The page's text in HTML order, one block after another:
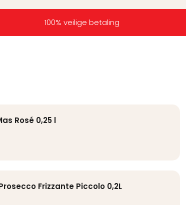
100% veilige betaling
Rosé 0,25 l
Frizzante Piccolo 0,2L